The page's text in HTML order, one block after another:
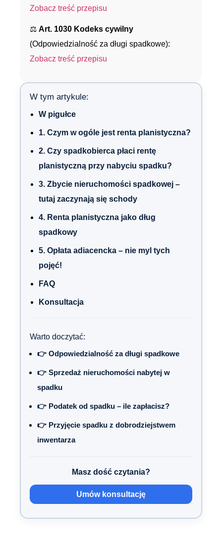
Zobacz treść przepisu
⚖️ Art. 1030 Kodeks cywilny
(Odpowiedzialność za długi spadkowe):
Zobacz treść przepisu
W tym artykule:
W pigułce
1. Czym w ogóle jest renta planistyczna?
2. Czy spadkobierca płaci rentę
planistyczną przy nabyciu spadku?
3. Zbycie nieruchomości spadkowej –
tutaj zaczynają się schody
4. Renta planistyczna jako dług
spadkowy
5. Opłata adiacencka – nie myl tych
pojęć!
FAQ
Konsultacja
Warto doczytać:
👉 Odpowiedzialność za długi spadkowe
👉 Sprzedaż nieruchomości nabytej w
spadku
👉 Podatek od spadku – ile zapłacisz?
👉 Przyjęcie spadku z dobrodziejstwem
inwentarza
Masz dość czytania?
Umów konsultację